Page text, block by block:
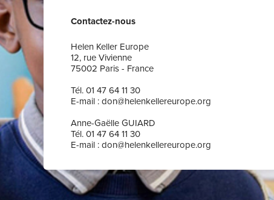
Contactez-nous
Helen Keller Europe
12, rue Vivienne
75002 Paris - France
Tél. 01 47 64 11 30
E-mail : don@helenkellereurope.org
Anne-Gaëlle GUIARD
Tél. 01 47 64 11 30
E-mail : don@helenkellereurope.org